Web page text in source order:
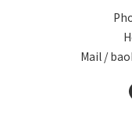
Mail /